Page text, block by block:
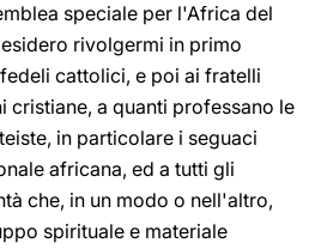
speciale per l'Africa del
rivolgermi in primo
cattolici, e poi ai fratelli
cristiane, a quanti professano le
in particolare i seguaci
africana, ed a tutti gli
che, in un modo o nell'altro,
spirituale e materiale